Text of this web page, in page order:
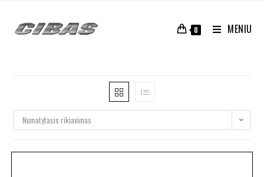
0 MENIU
Numatytasis rikiavimas